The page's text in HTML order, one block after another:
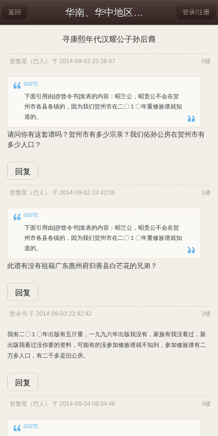
华南、华中地区及港、澳
返回 登录/注册
寻康熙年代汉耀公子孙后裔
0楼
曾繁星（巴人） 于 2014-09-02 23:38:47
下面引用由[@曾令书]发表的内容：昭兰公，昭贵公不会在贺
州市各县各镇的，因为我们贺州市在二〇１〇年重修族谱就知
道的。
请问你有这套谱吗？贺州市有多少宗亲？我们佑孙公房在贺州市有
多少人口？
回复
1楼
曾繁星（巴人） 于 2014-09-02 23:42:06
下面引用由[@曾令书]发表的内容：昭兰公，昭贵公不会在贺
州市各县各镇的，因为我们贺州市在二〇１〇年重修族谱就知
道的。
此谱有没有祖籍广东惠州府归善县白芒花的兄弟？
回复
2楼
曾令书 于 2014-09-03 22:42:42
我有二〇１〇年出版有五斤重，一九九六年出版我没有，家族有我没看过，新
出版我看过没你要的资料，可能有的没参加修族谱就不知到，参加修族谱有二
万多人口，有二千多是旧公房。
回复
3楼
曾繁星（巴人） 于 2014-09-04 08:34:46